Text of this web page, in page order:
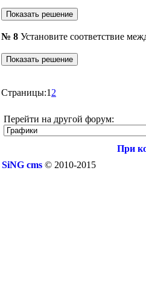
№ 8 Установите соответствие
Страницы:1 2
Перейти на другой форум:
При
SiNG cms© 2010-2015